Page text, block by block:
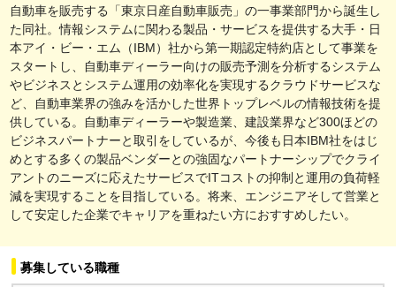
自動車を販売する「東京日産自動車販売」の一事業部門から誕生し
た同社。情報システムに関わる製品・サービスを提供する大手・日
本アイ・ビー・エム（IBM）社から第一期認定特約店として事業を
スタートし、自動車ディーラー向けの販売予測を分析するシステム
やビジネスとシステム運用の効率化を実現するクラウドサービスな
ど、自動車業界の強みを活かした世界トップレベルの情報技術を提
供している。自動車ディーラーや製造業、建設業界など300ほどの
ビジネスパートナーと取引をしているが、今後も日本IBM社をはじ
めとする多くの製品ベンダーとの強固なパートナーシップでクライ
アントのニーズに応えたサービスでITコストの抑制と運用の負荷軽
減を実現することを目指している。将来、エンジニアそして営業と
して安定した企業でキャリアを重ねたい方におすすめしたい。
募集している職種